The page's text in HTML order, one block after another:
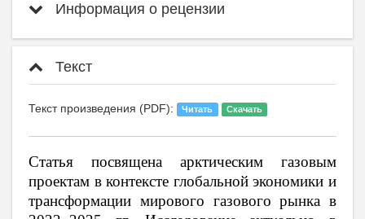
Информация о рецензии
Текст
Текст произведения (PDF): Читать Скачать
Статья посвящена арктическим газовым
проектам в контексте глобальной экономики и
трансформации мирового газового рынка в